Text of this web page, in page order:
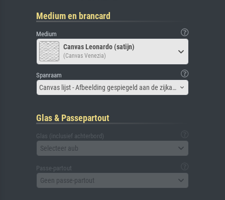
Medium en brancard
Medium
Canvas Leonardo (satijn)
(Canvas Venezia)
Spanraam
Canvas lijst - Afbeelding gespiegeld aan de zijkant
Glas & Passepartout
Glas (inclusief achterbord)
Selecteer aub
Passe-partout
Geen passe-partout